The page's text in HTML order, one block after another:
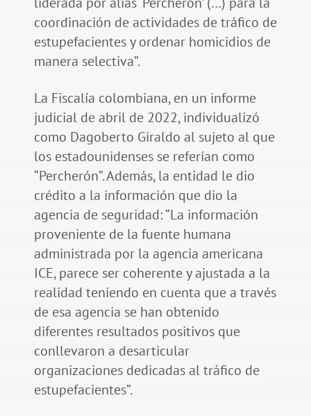
coordinación de actividades de tráfico de
estupefacientes y ordenar homicidios de
manera selectiva”.
La Fiscalía colombiana, en un informe
judicial de abril de 2022, individualizó
como Dagoberto Giraldo al sujeto al que
los estadounidenses se referían como
“Percherón”. Además, la entidad le dio
crédito a la información que dio la
agencia de seguridad: “La información
proveniente de la fuente humana
administrada por la agencia americana
ICE, parece ser coherente y ajustada a la
realidad teniendo en cuenta que a través
de esa agencia se han obtenido
diferentes resultados positivos que
conllevaron a desarticular
organizaciones dedicadas al tráfico de
estupefacientes”.